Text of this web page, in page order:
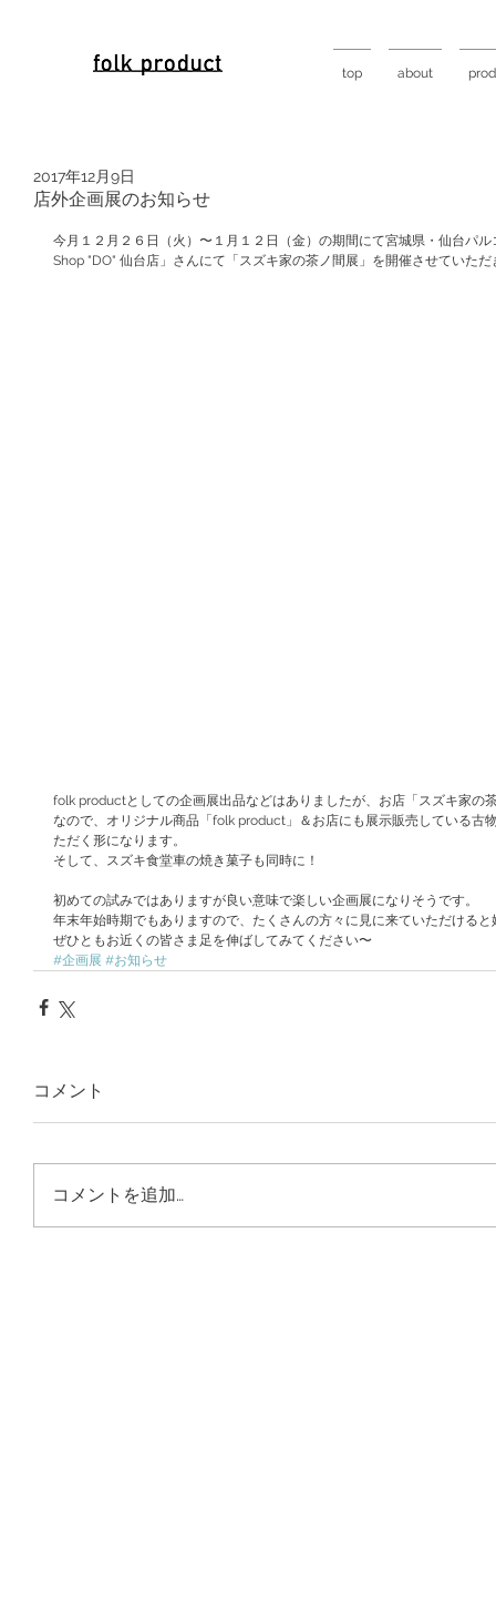
top about
店外企画展のお知らせ
2017年12月9日
今月１２月２６日（火）〜１月１２日（金）の期間にて宮城県・仙台パ
Shop "DO" 仙台店」さんにて「スズキ家の茶ノ間展」を開催させていただ
folk productとしての企画展出品などはありましたが、お店「スズキ家の
なので、オリジナル商品「folk product」＆お店にも展示販売している古
ただく形になります。
そして、スズキ食堂車の焼き菓子も同時に！
初めての試みではありますが良い意味で楽しい企画展になりそうです。
年末年始時期でもありますので、たくさんの方々に見に来ていただける
ぜひともお近くの皆さま足を伸ばしてみてください〜
#企画展 #お知らせ
コメント
コメントを追加…